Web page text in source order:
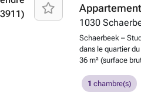
L&P!En savoir
1030
Schaerbeek –
dans le quartier
36 m² (surface
avec ascenseur,
commerces, des
bien comprend
1 chambre(s)